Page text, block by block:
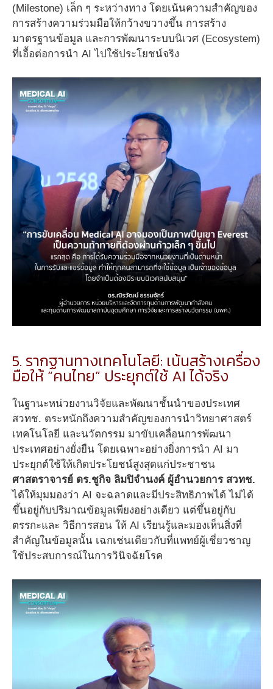
(Milestone) เล็ก ๆ ระหว่างทาง โดยเน้นความสำคัญของ
การสร้างความร่วมมือให้กว้างขวางขึ้น การสร้าง
มาตรฐานข้อมูล และการพัฒนาระบบนิเวศ (Ecosystem)
ที่เอื้อต่อการนำ AI ไปใช้ประโยชน์จริง
5. รากฐานทางเทคโนโลยี: เน้นสร้างเครื่อง
มือให้ “คนไทย” ประยุกต์ใช้ AI ได้จริง
ในฐานะหน่วยงานวิจัยและพัฒนาชั้นนำของประเทศ
สวทช. ตระหนักถึงความสำคัญของการนำวิทยาศาสตร์
เทคโนโลยี และนวัตกรรม มาขับเคลื่อนการพัฒนา
ประเทศอย่างยั่งยืน โดยเฉพาะอย่างยิ่งการนำ AI มา
ประยุกต์ใช้ให้เกิดประโยชน์สูงสุดแก่ประชาชน
ศาสตราจารย์ ดร.ชูกิจ ลิมปิจำนงค์ ผู้อำนวยการ สวทช.
ได้ให้มุมมองว่า AI จะฉลาดและมีประสิทธิภาพได้ ไม่ได้
ขึ้นอยู่กับปริมาณข้อมูลเพียงอย่างเดียว แต่ขึ้นอยู่กับ
ตรรกะและ วิธีการสอน ให้ AI เรียนรู้และมองเห็นสิ่งที่
สำคัญในข้อมูลนั้น เฉกเช่นเดียวกับที่แพทย์ผู้เชี่ยวชาญ
ใช้ประสบการณ์ในการวินิจฉัยโรค